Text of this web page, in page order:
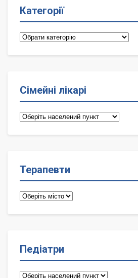
Категорії
Категорії
Сімейні лікарі
Сімейні
Терапевти
Терапевти
Педіатри
Педіатри